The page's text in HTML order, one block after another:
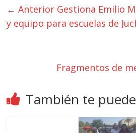
← Anterior Gestiona Emilio
y equipo para escuelas de
Fragmentos de
También te